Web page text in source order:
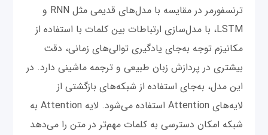
ترنسفورمر در مقایسه با مدل‌های قدیمی مثل RNN و
LSTM، با مدل‌سازی ارتباطات بین کلمات با استفاده از
مکانیزم توجه به‌جای یادگیری توالی‌های زمانی، دقت
بیشتری در پردازش زبان طبیعی و ترجمه ماشینی دارد. در
این مدل، به‌جای استفاده از شبکه‌های بازگشتی از
لایه‌های Attention استفاده می‌شود. لایه Attention به
شبکه امکان دسترسی به کلمات مهم‌تر در متن را می‌دهد